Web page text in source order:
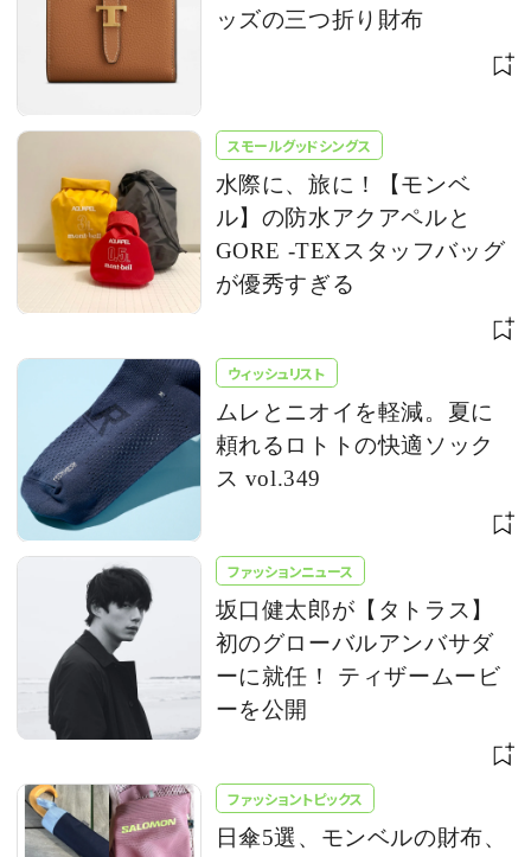
ッズの三つ折り財布
スモールグッドシングス
水際に、旅に！【モンベ
ル】の防水アクアペルと
GORE -TEXスタッフバッグ
が優秀すぎる
ウィッシュリスト
ムレとニオイを軽減。夏に
頼れるロトトの快適ソック
ス vol.349
ファッションニュース
坂口健太郎が【タトラス】
初のグローバルアンバサダ
ーに就任！ ティザームービ
ーを公開
ファッショントピックス
日傘5選、モンベルの財布、